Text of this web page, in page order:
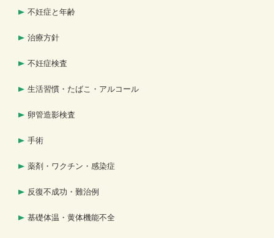
不妊症と年齢
治療方針
不妊症検査
生活習慣・たばこ・アルコール
卵管造影検査
手術
薬剤・ワクチン・感染症
反復不成功・難治例
基礎体温・黄体機能不全